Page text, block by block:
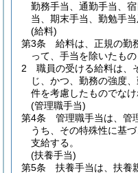
勤務手当、通勤手当、
当、期末手当、勤勉手当
(給料)
第3条
給料は、正規の勤
って、手当を除いたもの
2
職員の受ける給料は、
じ、かつ、勤務の強度
件を考慮したものでなけ
(管理職手当)
第4条
管理職手当は、管
うち、その特殊性に基
支給する。
(扶養手当)
第5条
扶養手当は、扶養